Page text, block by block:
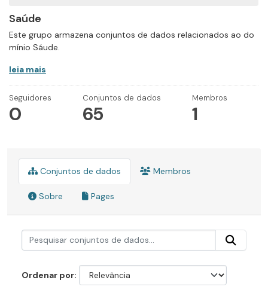
Saúde
Este grupo armazena conjuntos de dados relacionados ao do
mínio Sáude.
leia mais
Seguidores
0
Conjuntos de dados
65
Membros
1
Conjuntos de dados Membros
Sobre Pages
Ordenar por